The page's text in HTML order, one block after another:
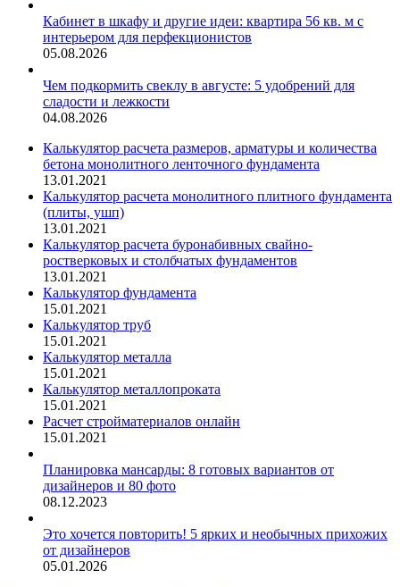
Кабинет в шкафу и другие идеи: квартира 56 кв. м с
интерьером для перфекционистов
05.08.2026
Чем подкормить свеклу в августе: 5 удобрений для
сладости и лежкости
04.08.2026
Калькулятор расчета размеров, арматуры и количества
бетона монолитного ленточного фундамента
13.01.2021
Калькулятор расчета монолитного плитного фундамента
(плиты, ушп)
13.01.2021
Калькулятор расчета буронабивных свайно-
ростверковых и столбчатых фундаментов
13.01.2021
Калькулятор фундамента
15.01.2021
Калькулятор труб
15.01.2021
Калькулятор металла
15.01.2021
Калькулятор металлопроката
15.01.2021
Расчет стройматериалов онлайн
15.01.2021
Планировка мансарды: 8 готовых вариантов от
дизайнеров и 80 фото
08.12.2023
Это хочется повторить! 5 ярких и необычных прихожих
от дизайнеров
05.01.2026